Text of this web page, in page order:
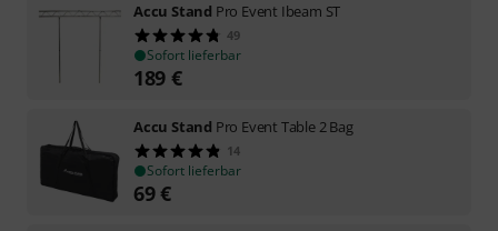
Accu Stand Pro Event Ibeam ST
49
Sofort lieferbar
189 €
Accu Stand Pro Event Table 2 Bag
14
Sofort lieferbar
69€